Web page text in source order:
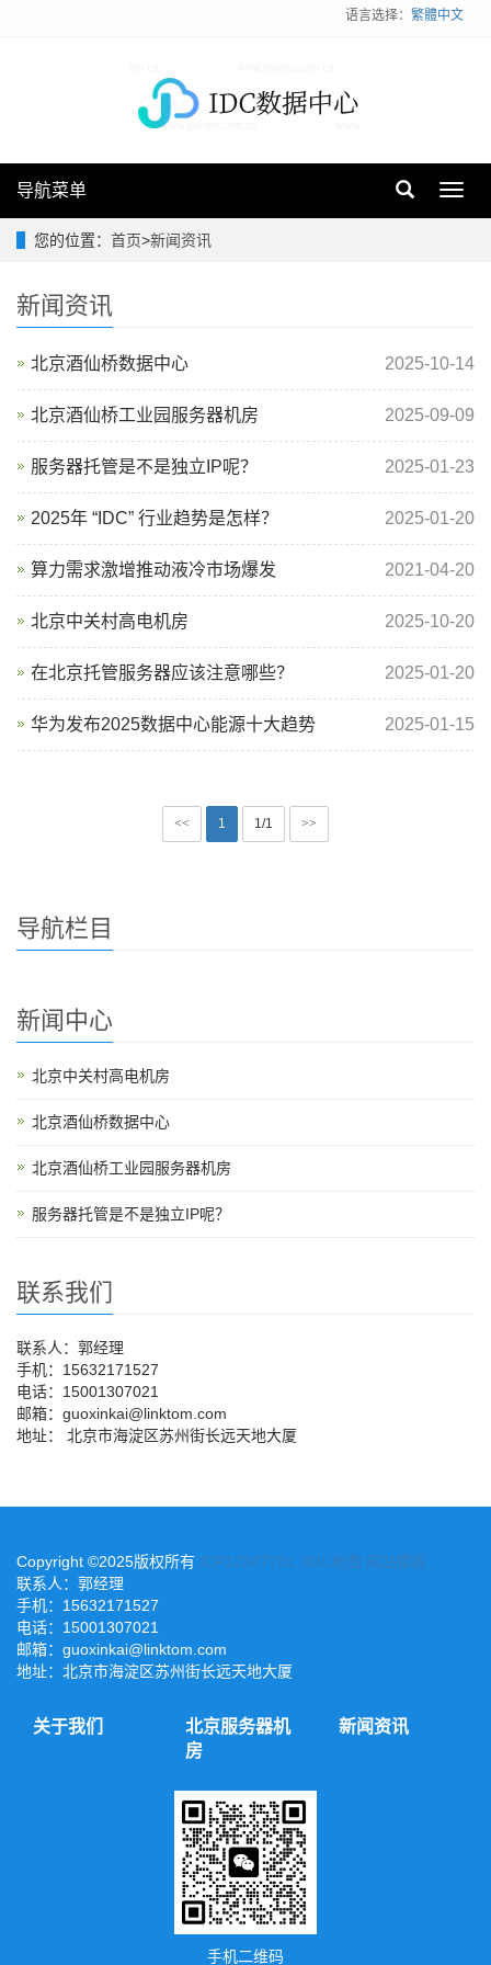
语言选择： 繁體中文
导航菜单
您的位置： 首页>新闻资讯
新闻资讯
北京酒仙桥数据中心 2025-10-14
北京酒仙桥工业园服务器机房 2025-09-09
服务器托管是不是独立IP呢？ 2025-01-23
2025年 “IDC” 行业趋势是怎样？ 2025-01-20
算力需求激增推动液冷市场爆发 2021-04-20
北京中关村高电机房 2025-10-20
在北京托管服务器应该注意哪些？ 2025-01-20
华为发布2025数据中心能源十大趋势 2025-01-15
<< 1 1/1 >>
导航栏目
新闻中心
北京中关村高电机房
北京酒仙桥数据中心
北京酒仙桥工业园服务器机房
服务器托管是不是独立IP呢？
联系我们
联系人：郭经理
手机：15632171527
电话：15001307021
邮箱：guoxinkai@linktom.com
地址： 北京市海淀区苏州街长远天地大厦
Copyright ©2025版权所有 ICP12347781 XML地图 网站模板
联系人：郭经理
手机：15632171527
电话：15001307021
邮箱：guoxinkai@linktom.com
地址：北京市海淀区苏州街长远天地大厦
关于我们
北京服务器机
房
新闻资讯
手机二维码